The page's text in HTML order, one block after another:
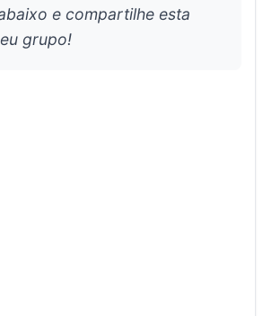
e compartilhe esta
grupo!